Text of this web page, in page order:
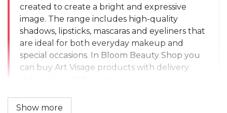
created to create a bright and expressive
image. The range includes high-quality
shadows, lipsticks, mascaras and eyeliners that
are ideal for both everyday makeup and
special occasions. In Bloom Beauty Shop you
can buy Art Visage products with delivery
Show more